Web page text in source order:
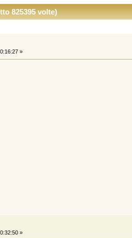
825395 volte)
»
»